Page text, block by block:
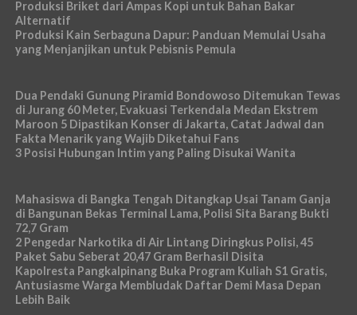
Produksi Briket dari Ampas Kopi untuk Bahan Bakar
Alternatif
Produksi Kain Serbaguna Dapur: Panduan Memulai Usaha
yang Menjanjikan untuk Pebisnis Pemula
Dua Pendaki Gunung Piramid Bondowoso Ditemukan Tewas
di Jurang 60 Meter, Evakuasi Terkendala Medan Ekstrem
Maroon 5 Dipastikan Konser di Jakarta, Catat Jadwal dan
Fakta Menarik yang Wajib Diketahui Fans
3 Posisi Hubungan Intim yang Paling Disukai Wanita
Mahasiswa di Bangka Tengah Ditangkap Usai Tanam Ganja
di Bangunan Bekas Terminal Lama, Polisi Sita Barang Bukti
72,7 Gram
2 Pengedar Narkotika di Air Lintang Diringkus Polisi, 45
Paket Sabu Seberat 20,47 Gram Berhasil Disita
Kapolresta Pangkalpinang Buka Program Kuliah S1 Gratis,
Antusiasme Warga Membludak Daftar Demi Masa Depan
Lebih Baik